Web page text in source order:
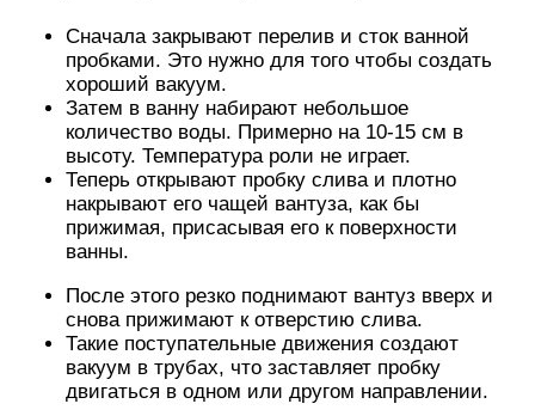
Сначала закрывают перелив и сток ванной
пробками. Это нужно для того чтобы создать
хороший вакуум.
Затем в ванну набирают небольшое
количество воды. Примерно на 10-15 см в
высоту. Температура роли не играет.
Теперь открывают пробку слива и плотно
накрывают его чащей вантуза, как бы
прижимая, присасывая его к поверхности
ванны.
После этого резко поднимают вантуз вверх и
снова прижимают к отверстию слива.
Такие поступательные движения создают
вакуум в трубах, что заставляет пробку
двигаться в одном или другом направлении.